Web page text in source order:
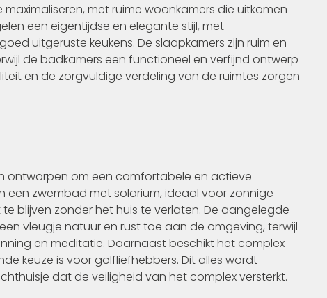
met ruime woonkamers die uitkomen
een eigentijdse en elegante stijl, met
uitgeruste keukens. De slaapkamers zijn ruim en
de badkamers een functioneel en verfijnd ontwerp
en de zorgvuldige verdeling van de ruimtes zorgen
ontworpen om een comfortabele en actieve
een zwembad met solarium, ideaal voor zonnige
blijven zonder het huis te verlaten. De aangelegde
vleugje natuur en rust toe aan de omgeving, terwijl
en meditatie. Daarnaast beschikt het complex
keuze is voor golfliefhebbers. Dit alles wordt
dat de veiligheid van het complex versterkt.